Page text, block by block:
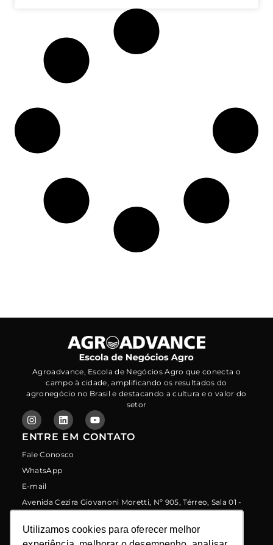
Utilizamos cookies para oferecer melhor
Utilizamos cookies para oferecer melhor
Agroadvance, Escola de Negócios Agro que conecta o
campo à cidade, amplificando os resultados do
agronegócio no Brasil e destacando a cultura e o valor do
setor
ENTRE EM CONTATO
Fale Conosco
WhatsApp
E-mail
Avenida Cezira Giovanoni Moretti, Nº 905, Térreo, Sala 01 -
Santa Rosa - Piracicaba/sp - CEP: 13414-157
LINKS
Programa de Indicação